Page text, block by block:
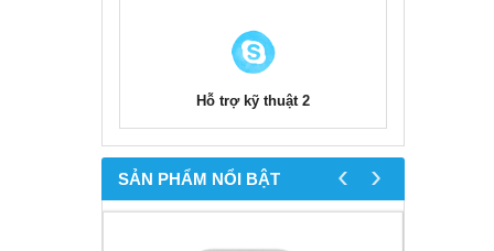
Hỗ trợ kỹ thuật 2
SẢN PHẨM NỔI BẬT ‹ ›